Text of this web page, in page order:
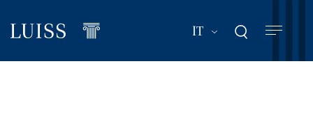
contenuto
IT Mostra ulteriori